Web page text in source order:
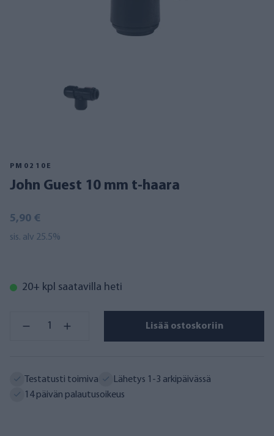
PM0210E
John Guest 10 mm t-haara
5,90 €
sis. alv 25.5%
20+ kpl saatavilla heti
Lisää ostoskoriin
Testatusti toimiva
Lähetys 1-3 arkipäivässä
14 päivän palautusoikeus